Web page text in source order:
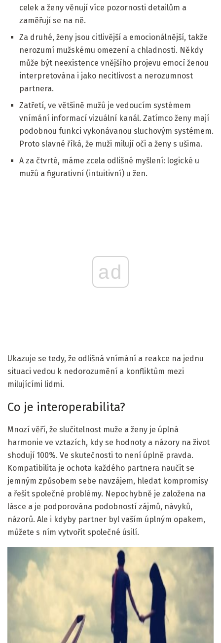
celek a ženy věnují více pozornosti detailům a
zaměřují se na ně.
Za druhé, ženy jsou citlivější a emocionálnější, takže
nerozumí mužskému omezení a chladnosti. Někdy
může být neexistence vnějšího projevu emocí ženou
interpretována i jako necitlivost a nerozumnost
partnera.
Zatřetí, ve většině mužů je vedoucím systémem
vnímání informací vizuální kanál. Zatímco ženy mají
podobnou funkci vykonávanou sluchovým systémem.
Proto slavné říká, že muži milují oči a ženy s ušima.
A za čtvrté, máme zcela odlišné myšlení: logické u
mužů a figurativní (intuitivní) u žen.
ad
Ukazuje se tedy, že odlišná vnímání a reakce na jednu
situaci vedou k nedorozumění a konfliktům mezi
milujícími lidmi.
Co je interoperabilita?
Mnozí věří, že slučitelnost muže a ženy je úplná
harmonie ve vztazích, kdy se hodnoty a názory na život
shodují 100%. Ve skutečnosti to není úplně pravda.
Kompatibilita je ochota každého partnera naučit se
jemným způsobem sebe navzájem, hledat kompromisy
a řešit společné problémy. Nepochybně je založena na
lásce a je podporována podobností zájmů, návyků,
názorů. Ale i kdyby partner byl vaším úplným opakem,
můžete s ním vytvořit společné úsilí.